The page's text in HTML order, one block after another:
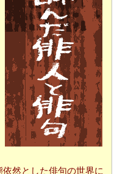
然とした俳句の世界に